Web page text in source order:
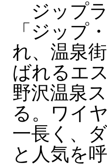
ジップラ
「ジップ
れ、温泉
ばれるエ
野沢温泉
る。ワイ
一長く、
と人気を